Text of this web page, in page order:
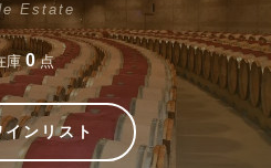
Estate
庫0点
インリスト